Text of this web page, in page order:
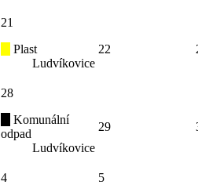
21
Plast
Ludvíkovice
22
28
Komunální
odpad
Ludvíkovice
29
4
5